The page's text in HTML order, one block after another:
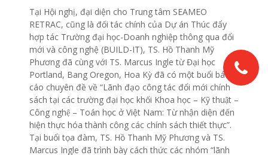
Tại Hội nghị, đại diện cho Trung tâm SEAMEO
RETRAC, cũng là đối tác chính của Dự án Thúc đẩy
hợp tác Trường đại học-Doanh nghiệp thông qua đổi
mới và công nghệ (BUILD-IT), TS. Hồ Thanh Mỹ
Phương đã cùng với TS. Marcus Ingle từ Đại học
Portland, Bang Oregon, Hoa Kỳ đã có một buổi báo
cáo chuyên đề về “Lãnh đạo công tác đổi mới chính
sách tại các trường đại học khối Khoa học – Kỹ thuật –
Công nghệ – Toán học ở Việt Nam: Từ nhận diện đến
hiện thực hóa thành công các chính sách thiết thực”.
Tại buổi tọa đàm, TS. Hồ Thanh Mỹ Phương và TS.
Marcus Ingle đã trình bày cách thức các nhóm “lãnh